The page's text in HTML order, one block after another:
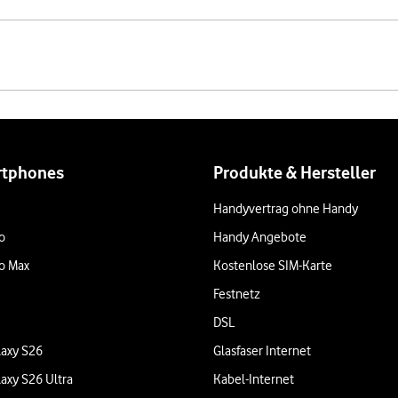
Max
S26
S26 Ultra
Produkte & Hersteller
Handyvertrag ohne Handy
Handy Angebote
Kostenlose SIM-Karte
Festnetz
DSL
Glasfaser Internet
Kabel-Internet